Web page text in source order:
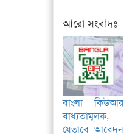
আরো সংবাদঃ
বাংলা কিউআর
বাধ্যতামূলক,
যেভাবে আবেদন